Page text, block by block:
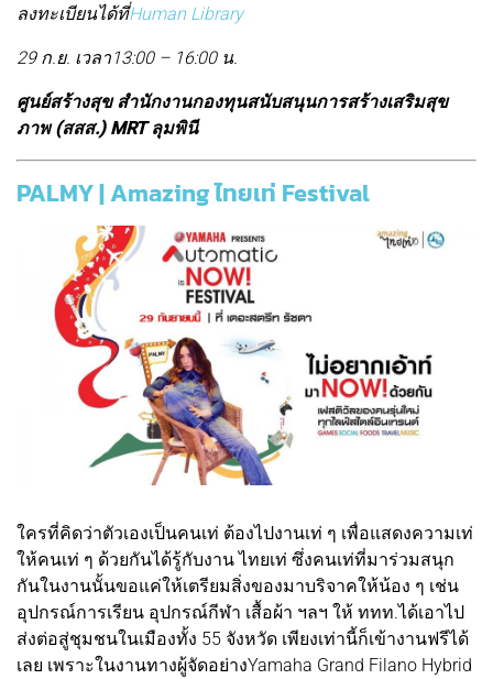
ลงทะเบียนได้ที่Human Library
29 ก.ย. เวลา13:00 – 16:00 น.
ศูนย์สร้างสุข สำนักงานกองทุนสนับสนุนการสร้างเสริมสุข
ภาพ (สสส.) MRT ลุมพินี
PALMY | Amazing ไทยเท่ Festival
ใครที่คิดว่าตัวเองเป็นคนเท่ ต้องไปงานเท่ ๆ เพื่อแสดงความเท่
ให้คนเท่ ๆ ด้วยกันได้รู้กับงาน ไทยเท่ ซึ่งคนเท่ที่มาร่วมสนุก
กันในงานนั้นขอแค่ให้เตรียมสิ่งของมาบริจาคให้น้อง ๆ เช่น
อุปกรณ์การเรียน อุปกรณ์กีฬา เสื้อผ้า ฯลฯ ให้ ททท.ได้เอาไป
ส่งต่อสู่ชุมชนในเมืองทั้ง 55 จังหวัด เพียงเท่านี้ก็เข้างานฟรีได้
เลย เพราะในงานทางผู้จัดอย่างYamaha Grand Filano Hybrid